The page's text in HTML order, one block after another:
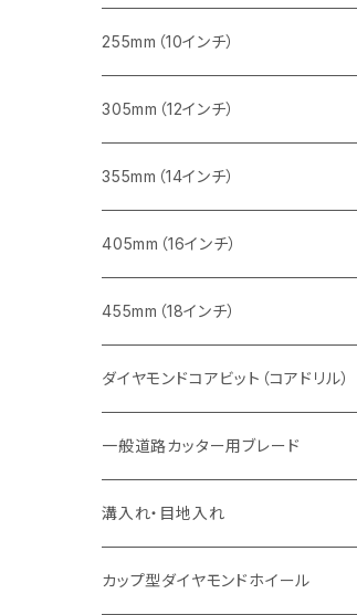
インターロッキング切断用
鋳鉄管切断用
ヒューム管・U字溝切断用
レンガ切断用
インターロッキング切断用
鋳鉄管切断用
ヒューム管・U字溝切断用
FRP切断用
塩ビ管・キッチンパネル切断用
大理石
レンガ切断用
インターロッキング切断用
鋳鉄管切断用
ヒューム管・U字溝切断用
ブロック切断用
レンガ切断用
インターロッキング切断用
鋳鉄管切断用
ヒューム管・U字溝切断用
コンクリート切断用
ブロック切断用
レンガ切断用
インターロッキング切断用
鋳鉄管切断用
ヒューム管・U字溝切断用
みかげ石（御影石）切断用
コンクリート切断用
ブロック切断用
レンガ切断用
インターロッキング切断用
鋳鉄管切断用
ヒューム管・U字溝切断用
255mm（10インチ）
コンクリート切断用
一般道路カッター用
ブロック切断用
レンガ切断用
インターロッキング切断用
一般道路カッター用
ヒューム管・U字溝切断用
アスファルト切断用
一般道路カッター用
305mm（12インチ）
みかげ石（御影石）切断用
セグメント
セグメント（特殊凹凸加工チップ
鉄筋コンクリート切断用
セグメントタイプ
コンクリート切断用
セグメント
セグメント（特殊凸凹加工チップ
ブロック切断用
セグメント
セグメント（特殊凸凹加工チップ
レンガ切断用
セグメント
セグメント（特殊凸凹加工チップ
インターロッキング切断用
セグメントタイプ
鋳鉄管切断用
355mm（14インチ）
みかげ石（御影石）切断用
セグメント
セグメント（特殊凸凹加工チップ
鉄筋コンクリート切断用
セグメントタイプ
コンクリート切断用
セグメント
セグメント（特殊凸凹加工チップ
ブロック切断用
セグメント
セグメント（特殊凸凹加工チップ
レンガ切断用
セグメント
インターロッキング切断用
405mm（16インチ）
みかげ石（御影石）切断用
セグメントタイプ
コンクリート切断用
セグメントタイプ
一般道路カッター用
鉄筋コンクリート切断用
セグメントタイプ
インターロッキング切断用
セグメントタイプ
鋳鉄管切断用
455mm（18インチ）
道路コンクリート切断用
道路アスファルト切断用
ダイヤモンドコアビット（コアドリル）
Aロット
有効長 250mm
有効長 370mm
Ｃロット
有効長 250mm
M27
一般道路カッター用ブレード
道路（アスファルト用）
255mm（10インチ）
道路（コンクリート舗装面）
溝入れ・目地入れ
V型チップ
カップ型ダイヤモンドホイール